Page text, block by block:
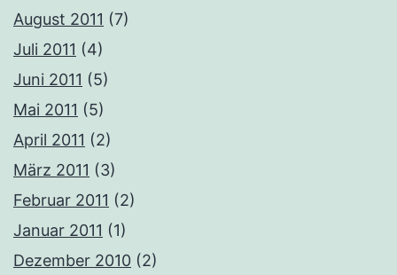
August 2011 (7)
Juli 2011 (4)
Juni 2011 (5)
Mai 2011 (5)
April 2011 (2)
März 2011 (3)
Februar 2011 (2)
Januar 2011 (1)
Dezember 2010 (2)